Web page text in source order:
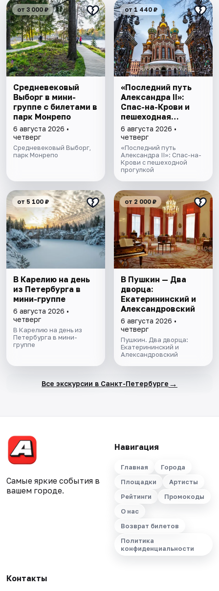
от 3 000 ₽
Cредневековый
Выборг в мини-
группе c билетами в
парк Монрепо
6 августа 2026 •
четверг
Средневековый Выборг,
парк Монрепо
от 1 440 ₽
«Последний путь
Александра II»:
Спас-на-Крови и
пешеходная
прогулка
6 августа 2026 •
четверг
«Последний путь
Александра II»: Спас-на-
Крови с пешеходной
прогулкой
от 5 100 ₽
В Карелию на день
из Петербурга в
мини-группе
6 августа 2026 •
четверг
В Карелию на день из
Петербурга в мини-
группе
от 2 000 ₽
В Пушкин — Два
дворца:
Екатерининский и
Александровский
6 августа 2026 •
четверг
Пушкин. Два дворца:
Екатерининский и
Александровский
Все экскурсии в Санкт-Петербурге →
Самые яркие события в
вашем городе.
Навигация
Главная
Города
Площадки
Артисты
Рейтинги
Промокоды
О нас
Возврат билетов
Политика
конфиденциальности
Контакты